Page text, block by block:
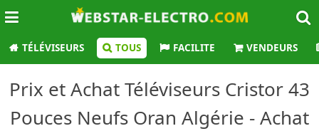
TÉLÉVISEURS TOUS FACILITE VENDEURS
Prix et Achat Téléviseurs Cristor 43
Pouces Neufs Oran Algérie - Achat